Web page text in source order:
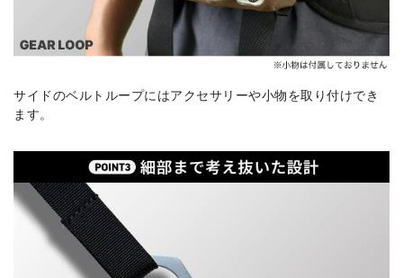
サイドのベルトループにはアクセサリーや小物を取り付けでき
ます。